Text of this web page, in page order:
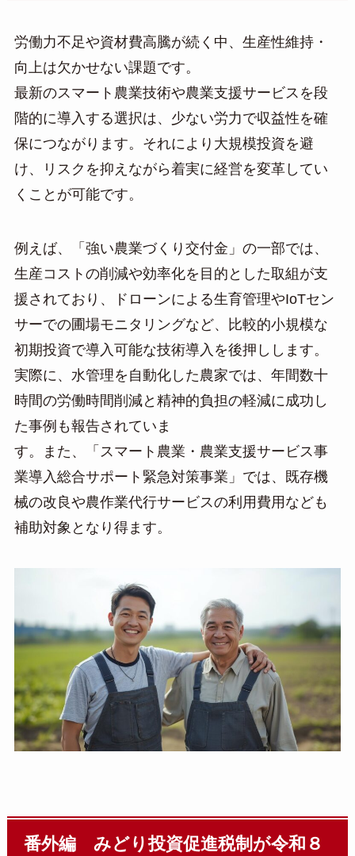
労働力不足や資材費高騰が続く中、生産性維持・
向上は欠かせない課題です。
最新のスマート農業技術や農業支援サービスを段
階的に導入する選択は、少ない労力で収益性を確
保につながります。それにより大規模投資を避
け、リスクを抑えながら着実に経営を変革してい
くことが可能です。
例えば、「強い農業づくり交付金」の一部では、
生産コストの削減や効率化を目的とした取組が支
援されており、ドローンによる生育管理やIoTセン
サーでの圃場モニタリングなど、比較的小規模な
初期投資で導入可能な技術導入を後押しします。
実際に、水管理を自動化した農家では、年間数十
時間の労働時間削減と精神的負担の軽減に成功し
た事例も報告されていま
す。また、「スマート農業・農業支援サービス事
業導入総合サポート緊急対策事業」では、既存機
械の改良や農作業代行サービスの利用費用なども
補助対象となり得ます。
番外編 みどり投資促進税制が令和８